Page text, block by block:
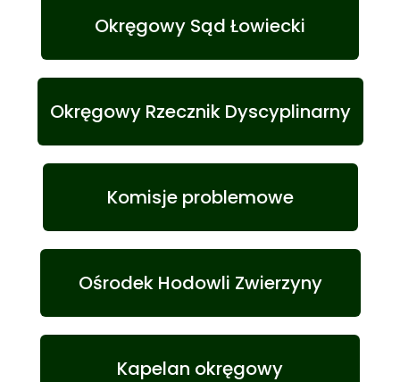
Okręgowy Sąd Łowiecki
Okręgowy Rzecznik Dyscyplinarny
Komisje problemowe
Ośrodek Hodowli Zwierzyny
Kapelan okręgowy